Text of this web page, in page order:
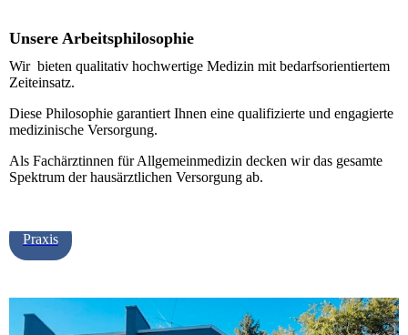
Unsere Arbeitsphilosophie
Wir bieten qualitativ hochwertige Medizin mit bedarfsorientiertem
Zeiteinsatz.
Diese Philosophie garantiert Ihnen eine qualifizierte und engagierte
medizinische Versorgung.
Als Fachärztinnen für Allgemeinmedizin decken wir das gesamte
Spektrum der hausärztlichen Versorgung ab.
Praxis